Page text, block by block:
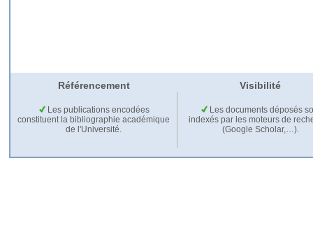
Référencement Visibilité
Les publications encodées
constituent la bibliographie académique
de l'Université.
Les documents déposés
indexés par les moteurs de
(Google Scholar,…).